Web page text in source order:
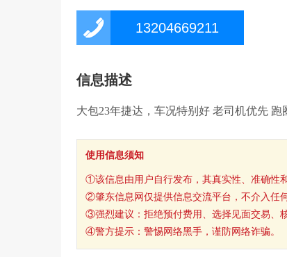
13204669211
信息描述
大包23年捷达，车况特别好 老司机优先 跑
使用信息须知
①该信息由用户自行发布，其真实性、准确性
②肇东信息网仅提供信息交流平台，不介入任
③强烈建议：拒绝预付费用、选择见面交易、
④警方提示：警惕网络黑手，谨防网络诈骗。